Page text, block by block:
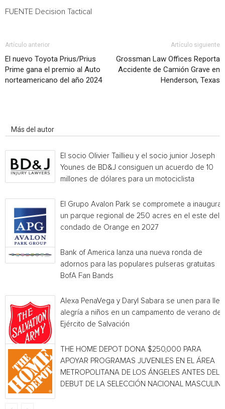
FUENTE Decision Tactical
Artículo anterior
El nuevo Toyota Prius/Prius
Prime gana el premio al Auto
norteamericano del año 2024
Artículo siguiente
Grossman Law Offices Reporta
Accidente de Camión Grave en
Henderson, Texas
Más del autor
El socio Olivier Taillieu y el socio junior Joseph
Younes de BD&J consiguen un acuerdo de 10
millones de dólares para un motociclista
El Grupo Avalon Park se compromete a inaugurar
un parque regional de 250 acres en el este del
condado de Orange en 2027
Bank of America lanza una nueva ronda de
adornos para las populares pulseras gratuitas
BofA Fan Bands
Alexa PenaVega y Daryl Sabara se unen para
alegría a niños en un campamento de verano del
Ejército de Salvación
THE HOME DEPOT DONA $250,000 PARA
APOYAR PROGRAMAS JUVENILES EN EL ÁREA
METROPOLITANA DE LOS ÁNGELES ANTES DEL
DEBUT DE LA SELECCIÓN NACIONAL